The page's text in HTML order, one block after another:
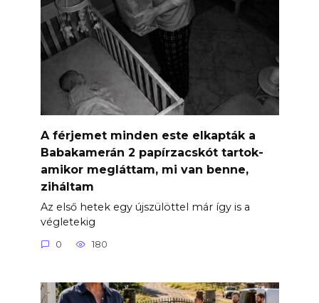
A férjemet minden este elkapták a
Babakamerán 2 papírzacskót tartok-
amikor megláttam, mi van benne,
ziháltam
Az első hetek egy újszülöttel már így is a
végletekig
0 180